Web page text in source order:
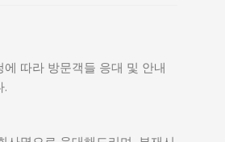
에 따라 방문객들 응대 및 안내
.